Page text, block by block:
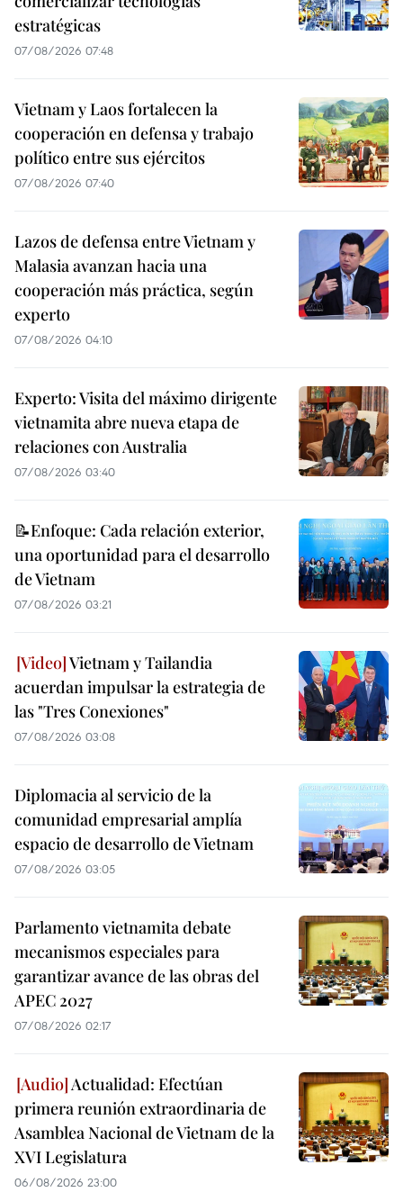
estratégicas
07/08/2026 07:48
Vietnam y Laos fortalecen la
cooperación en defensa y trabajo
político entre sus ejércitos
07/08/2026 07:40
Lazos de defensa entre Vietnam y
Malasia avanzan hacia una
cooperación más práctica, según
experto
07/08/2026 04:10
Experto: Visita del máximo dirigente
vietnamita abre nueva etapa de
relaciones con Australia
07/08/2026 03:40
📝Enfoque: Cada relación exterior,
una oportunidad para el desarrollo
de Vietnam
07/08/2026 03:21
Vietnam y Tailandia
acuerdan impulsar la estrategia de
las "Tres Conexiones"
07/08/2026 03:08
Diplomacia al servicio de la
comunidad empresarial amplía
espacio de desarrollo de Vietnam
07/08/2026 03:05
Parlamento vietnamita debate
mecanismos especiales para
garantizar avance de las obras del
APEC 2027
07/08/2026 02:17
Actualidad: Efectúan
primera reunión extraordinaria de
Asamblea Nacional de Vietnam de la
XVI Legislatura
06/08/2026 23:00